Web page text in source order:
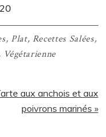
20
, Plat, Recettes Salées,
Végétarienne
suivant
aux anchois et aux
poivrons marinés »